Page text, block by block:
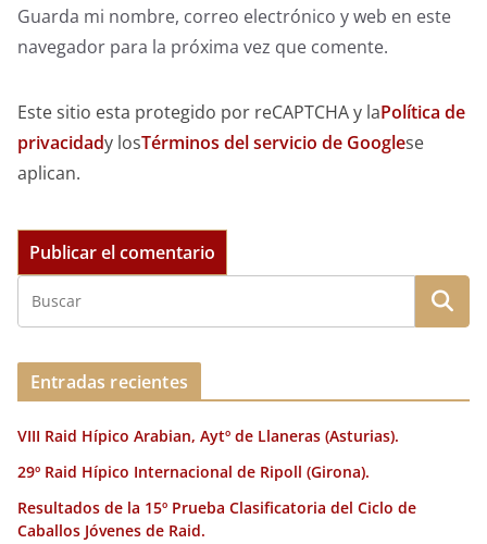
Guarda mi nombre, correo electrónico y web en este
navegador para la próxima vez que comente.
Este sitio esta protegido por reCAPTCHA y laPolítica de
privacidady losTérminos del servicio de Googlese
aplican.
Entradas recientes
VIII Raid Hípico Arabian, Aytº de Llaneras (Asturias).
29º Raid Hípico Internacional de Ripoll (Girona).
Resultados de la 15º Prueba Clasificatoria del Ciclo de
Caballos Jóvenes de Raid.